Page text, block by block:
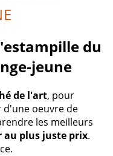
du
jeune
de l'art, pour
oeuvre de
les meilleurs
au plus juste prix.